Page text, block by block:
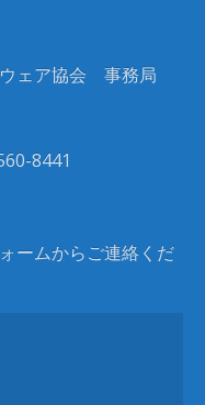
ウェア協会 事務局
8441
ームからご連絡くだ